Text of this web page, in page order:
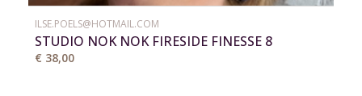
ILSE.POELS@HOTMAIL.COM
STUDIO NOK NOK FIRESIDE FINESSE 8
€ 38,00